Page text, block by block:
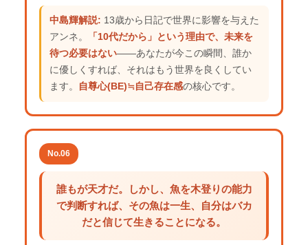
中島輝解説: 13歳から日記で世界に影響を与えた
アンネ。
「10代だから」という理由で、未来を
待つ必要はない——あなたが今この瞬間、誰か
に優しくすれば、それはもう世界を良くしてい
ます。
自尊心(BE)≒自己存在感の核心です。
No.06
誰もが天才だ。しかし、魚を木登りの能力
で判断すれば、その魚は一生、自分はバカ
だと信じて生きることになる。